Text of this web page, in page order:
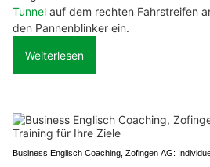
Tunnel auf dem rechten Fahrstreifen
den Pannenblinker ein.
Weiterlesen
Business Englisch Coaching, Zofingen AG: